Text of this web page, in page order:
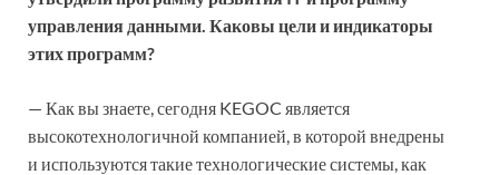
управления данными. Каковы цели и индикаторы
этих программ?
— Как вы знаете, сегодня KEGOC является
высокотехнологичной компанией, в которой внедрены
и используются такие технологические системы, как